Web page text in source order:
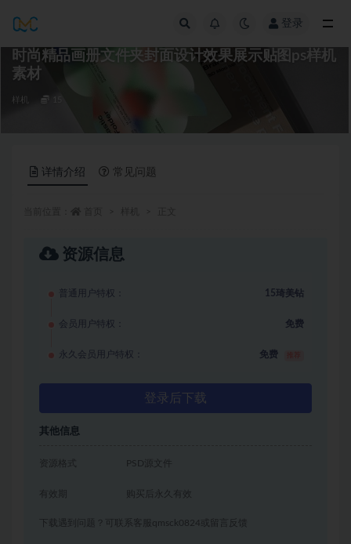
登录
时尚精品画册文件夹封面设计效果展示贴图ps样机
素材
样机
详情介绍 常见问题
资源信息
普通用户特权： 15琦美钻
会员用户特权： 免费
永久会员用户特权： 免费
登录后下载
其他信息
资源格式 PSD源文件
有效期 购买后永久有效
下载遇到问题？可联系客服qmsck0824或留言反馈